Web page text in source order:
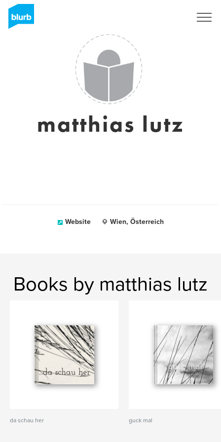
matthias lutz
Website Wien, Österreich
Books by matthias lutz
da schau her guck mal